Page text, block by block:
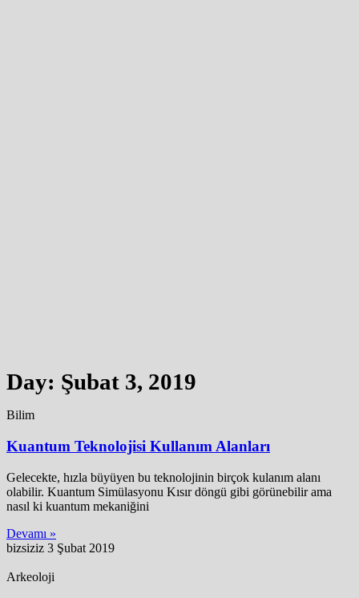
Day: Şubat 3, 2019
Bilim
Kuantum Teknolojisi Kullanım Alanları
Gelecekte, hızla büyüyen bu teknolojinin birçok kulanım alanı
olabilir. Kuantum Simülasyonu Kısır döngü gibi görünebilir ama
nasıl ki kuantum mekaniğini
Devamı »
bizsiziz 3 Şubat 2019
Arkeoloji